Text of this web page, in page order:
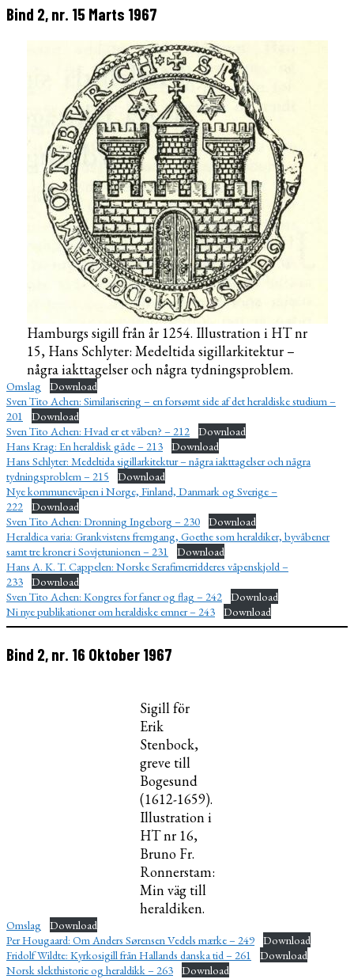
Bind 2, nr. 15 Marts 1967
Hamburgs sigill från år 1254. Illustration i HT nr
15, Hans Schlyter: Medeltida sigillarkitektur –
några iakttagelser och några tydningsproblem.
Omslag
Download
Sven Tito Achen: Similarisering – en forsømt side af det heraldiske studium –
201
Download
Sven Tito Achen: Hvad er et våben? – 212 Download
Hans Krag: En heraldisk gåde – 213 Download
Hans Schlyter: Medeltida sigillarkitektur – några iakttagelser och några
tydningsproblem – 215
Download
Nye kommunevåpen i Norge, Finland, Danmark og Sverige –
222 Download
Sven Tito Achen: Dronning Ingeborg – 230 Download
Heraldica varia: Grankvistens fremgang, Goethe som heraldiker, byvåbener
samt tre kroner i Sovjetunionen – 231
Download
Hans A. K. T. Cappelen: Norske Serafimerridderes våpenskjold –
233 Download
Sven Tito Achen: Kongres for faner og flag – 242 Download
Ni nye publikationer om heraldiske emner – 243 Download
Bind 2, nr. 16 Oktober 1967
Sigill för
Erik
Stenbock,
greve till
Bogesund
(1612-1659).
Illustration i
HT nr 16,
Bruno Fr.
Ronnerstam:
Min väg till
heraldiken.
Omslag
Download
Per Hougaard: Om Anders Sørensen Vedels mærke – 249 Download
Fridolf Wildte: Kyrkosigill från Hallands danska tid – 261
Download
Norsk slekthistorie og heraldikk – 263 Download